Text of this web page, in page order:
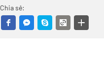
Chia sẻ: